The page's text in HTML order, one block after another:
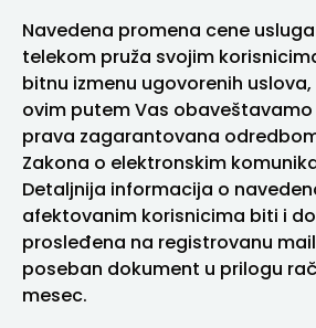
Navedena promena cene
telekom pruža svojim
bitnu izmenu ugovorenih
ovim putem Vas
prava zagarantovana odredbom
Zakona o elektronskim
Detaljnija informacija o
afektovanim korisnicima biti i
prosleđena na registrovanu
poseban dokument u prilogu
mesec.